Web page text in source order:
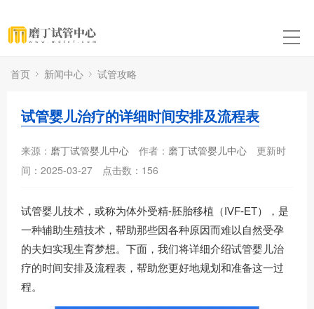
首页 新闻中心 试管攻略
试管婴儿治疗的详细时间安排及流程表
来源： 磨丁试管婴儿中心 作者： 磨丁试管婴儿中心
更新时
间：2025-03-27
点击数： 156
试管婴儿技术，或称为体外受精-胚胎移植（IVF-ET），是
一种辅助生殖技术，帮助那些因各种原因而难以自然受孕
的夫妇实现生育梦想。下面，我们将详细介绍试管婴儿治
疗的时间安排及流程表，帮助您更好地规划和准备这一过
程。